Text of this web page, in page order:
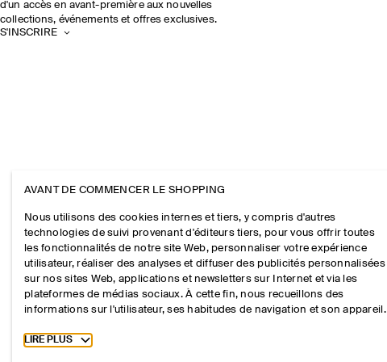
d'un accès en avant-première aux nouvelles
collections, événements et offres exclusives.
S'INSCRIRE
AVANT DE COMMENCER LE SHOPPING
Nous utilisons des cookies internes et tiers, y compris d'autres
technologies de suivi provenant d'éditeurs tiers, pour vous offrir toutes
les fonctionnalités de notre site Web, personnaliser votre expérience
utilisateur, réaliser des analyses et diffuser des publicités personnalisées
sur nos sites Web, applications et newsletters sur Internet et via les
plateformes de médias sociaux. À cette fin, nous recueillons des
informations sur l'utilisateur, ses habitudes de navigation et son appareil.
Toggle more cookie information
LIRE PLUS